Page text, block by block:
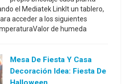
el Mediatek LinkIt un tablero,
acceder a los siguientes
de humeda
Mesa De Fiesta Y Casa
Decoración Idea: Fiesta De